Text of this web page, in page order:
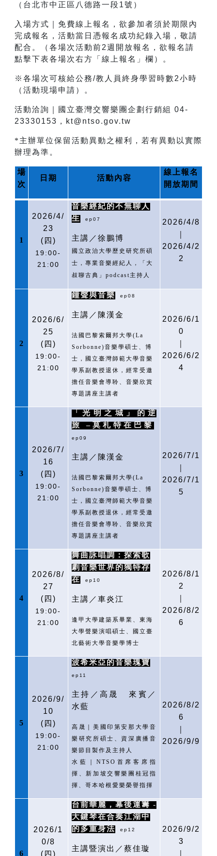
（台北市中正區八德路一段1號）
入場方式｜免費線上報名，欲參加者須於期限內
完成報名，活動當日憑報名成功紀錄入場，敬請
配合。（各場次活動前2週開放報名，欲報名請
點擊下表各場次右方「線上報名」欄）。
※各場次可核給公務/教人員終身學習時數2小時
（活動現場申請）。
活動洽詢｜國立臺灣交響樂團企劃行銷組 04-
23330153，kt@ntso.gov.tw
*主辦單位保留活動異動之權利，若有異動以實際
辦理為準。
場
次
日期 活動內容
線上報名
開放期間
1
2026/4/
23
( 四)
19:00-
21:00
音樂經紀的不無聊人
生
ep07
主講／徐鵬博
國立政治大學歷史研究所碩
士，專業音樂經紀人，「大
叔聊古典」 podcast主持人
2026/4/8
2026/4/2
2
2
2026/6/
25
( 四)
19:00-
21:00
鐘聲與音樂 ep08
主講／陳漢金
法國巴黎索爾邦大學(La
Sorbonne)音樂學碩士、博
士，國立臺灣師範大學音樂
學系副教授退休，經常受邀
擔任音樂會導聆、音樂欣賞
專題講座主講者
2026/6/1
0
2026/6/2
4
3
2026/7/
16
( 四)
19:00-
21:00
「光明之城」的逆
旅
–莫札特在巴黎
ep09
主講／陳漢金
法國巴黎索爾邦大學(La
Sorbonne)音樂學碩士、博
士，國立臺灣師範大學音樂
學系副教授退休，經常受邀
擔任音樂會導聆、音樂欣賞
專題講座主講者
2026/7/1
2026/7/1
5
4
2026/8/
27
( 四)
19:00-
21:00
舞曲詠唱調：探索歌
劇音樂世界的獨特存
在
ep10
主講／車炎江
逢甲大學建築系畢業、東海
大學聲樂演唱碩士、國立臺
北藝術大學音樂學博士
2026/8/1
2
2026/8/2
6
5
2026/9/
10
( 四)
19:00-
21:00
波希米亞的音樂瑰寶
ep11
主持／高晟
來賓／
水藍
高晟｜美國印第安那大學音
樂研究所碩士、資深廣播音
樂節目製作及主持人
水藍｜ NTSO 首席客席指
揮、新加坡交響樂團桂冠指
揮、哥本哈根愛樂榮譽指揮
2026/8/2
6
2026/9/9
6
2026/1
0/8
( 四)
台前華麗，幕後運籌 -
大鍵琴在合奏江湖中
的多重身法 ep12
主講暨演出／蔡佳璇
2026/9/2
3